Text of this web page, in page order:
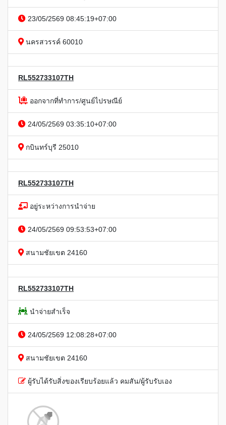
23/05/2569 08:45:19+07:00
นครสวรรค์ 60010
RL552733107TH
ออกจากที่ทำการ/ศูนย์ไปรษณีย์
24/05/2569 03:35:10+07:00
กบินทร์บุรี 25010
RL552733107TH
อยู่ระหว่างการนำจ่าย
24/05/2569 09:53:53+07:00
สนามชัยเขต 24160
RL552733107TH
นำจ่ายสำเร็จ
24/05/2569 12:08:28+07:00
สนามชัยเขต 24160
ผู้รับได้รับสิ่งของเรียบร้อยแล้ว คมสัน/ผู้รับรับเอง